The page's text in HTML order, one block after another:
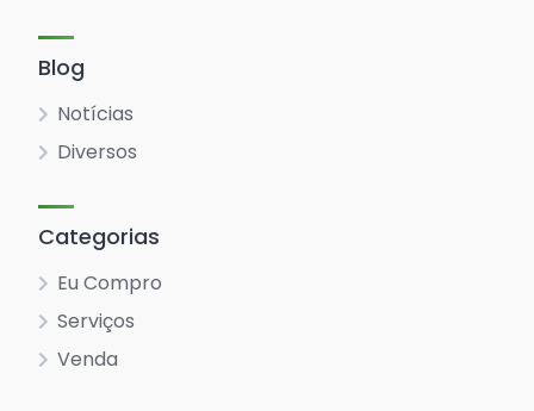
Blog
Notícias
Diversos
Categorias
Eu Compro
Serviços
Venda